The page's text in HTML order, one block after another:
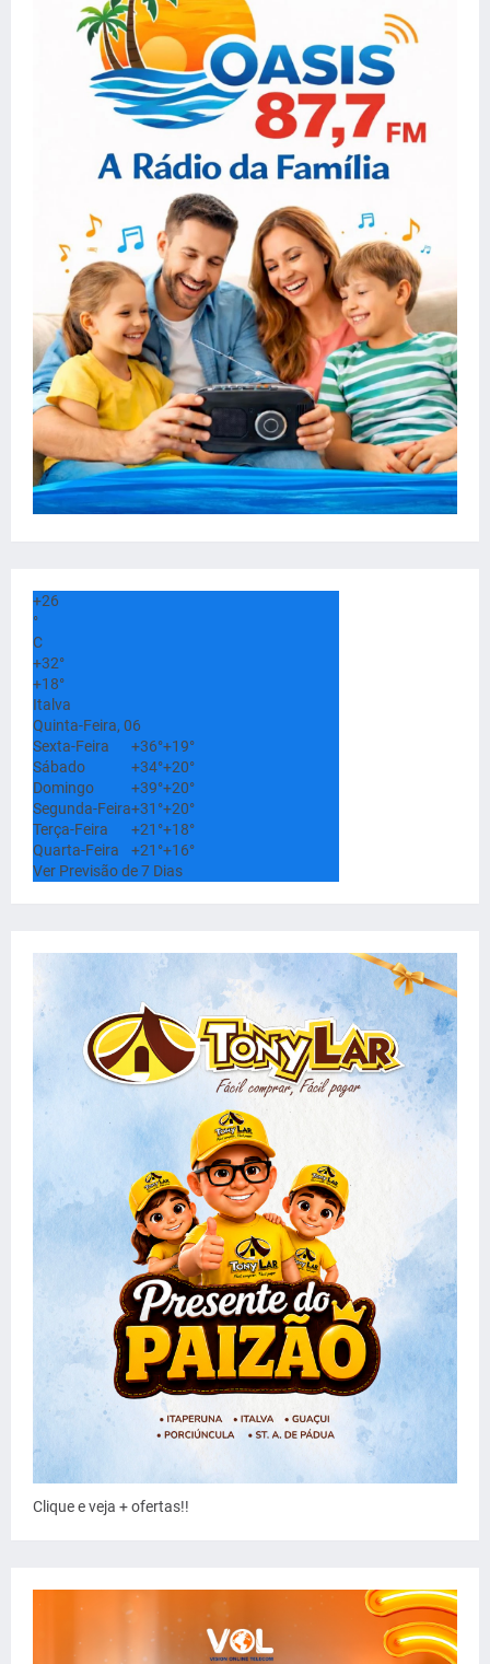
+26
°
C
+32°
+18°
Italva
Quinta-Feira, 06
Sexta-Feira
+36°+19°
Sábado
+34°+20°
Domingo
+39°+20°
Segunda-Feira+31°+20°
Terça-Feira
+21°+18°
Quarta-Feira
+21°+16°
Ver Previsão de 7 Dias
Clique e veja + ofertas!!